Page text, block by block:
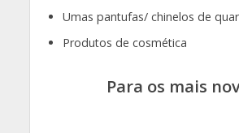
Umas pantufas/ chinelos de
Produtos de cosmética
Para os mais